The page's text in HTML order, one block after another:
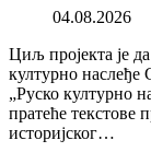
04.08.2026
Циљ пројекта је
културно наслеђе
„Руско културно
пратеће текстове
историјског…